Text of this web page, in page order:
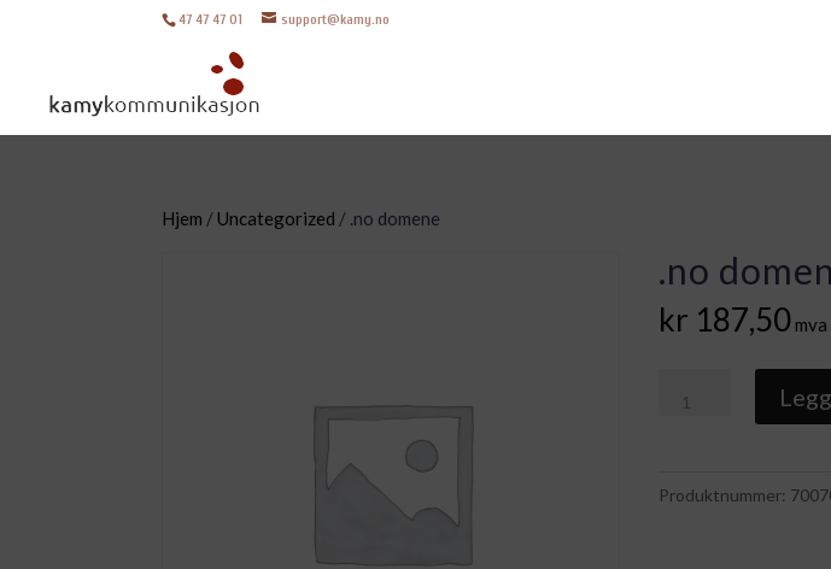
47 47 47 01 support@kamy.no
Hjem / Uncategorized / .no domene
.no
kr 187,50 mva
domene
Produktnummer: